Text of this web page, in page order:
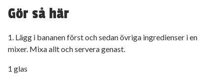
Gör så här
1. Lägg i bananen först och sedan övriga ingredienser i en
mixer. Mixa allt och servera genast.
1 glas